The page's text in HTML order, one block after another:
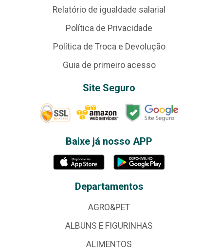
Relatório de igualdade salarial
Política de Privacidade
Política de Troca e Devolução
Guia de primeiro acesso
Site Seguro
Baixe já nosso APP
Departamentos
AGRO&PET
ALBUNS E FIGURINHAS
ALIMENTOS